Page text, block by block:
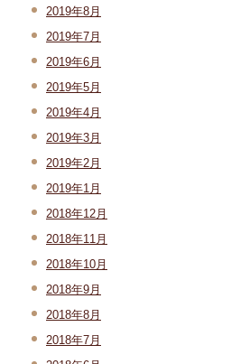
2019年8月
2019年7月
2019年6月
2019年5月
2019年4月
2019年3月
2019年2月
2019年1月
2018年12月
2018年11月
2018年10月
2018年9月
2018年8月
2018年7月